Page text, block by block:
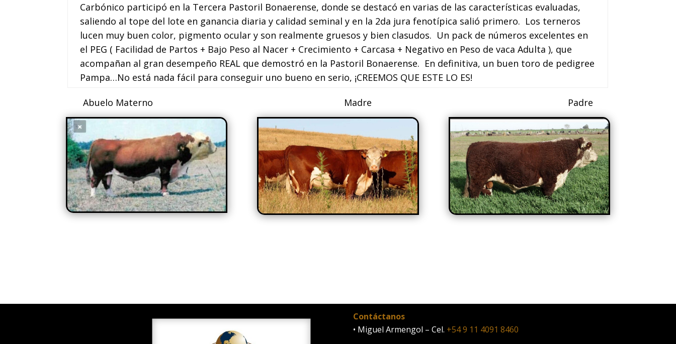
Carbónico participó en la Tercera Pastoril Bonaerense, donde se destacó en varias de las características evaluadas,
saliendo al tope del lote en ganancia diaria y calidad seminal y en la 2da jura fenotípica salió primero. Los terneros
lucen muy buen color, pigmento ocular y son realmente gruesos y bien clasudos. Un pack de números excelentes en
el PEG ( Facilidad de Partos + Bajo Peso al Nacer + Crecimiento + Carcasa + Negativo en Peso de vaca Adulta ), que
acompañan al gran desempeño REAL que demostró en la Pastoril Bonaerense. En definitiva, un buen toro de pedigree
Pampa…No está nada fácil para conseguir uno bueno en serio, ¡CREEMOS QUE ESTE LO ES!
Abuelo Materno Madre Padre
Contáctanos
• Miguel Armengol – Cel. +54 9 11 4091 8460